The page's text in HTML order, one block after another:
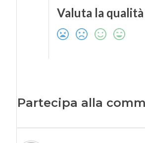
Valuta la
Partecipa alla